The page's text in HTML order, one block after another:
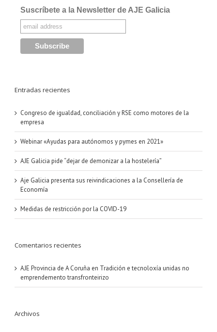
Suscríbete a la Newsletter de AJE Galicia
Entradas recientes
Congreso de igualdad, conciliación y RSE como motores de la
empresa
Webinar «Ayudas para autónomos y pymes en 2021»
AJE Galicia pide “dejar de demonizar a la hostelería”
Aje Galicia presenta sus reivindicaciones a la Consellería de
Economía
Medidas de restricción por la COVID-19
Comentarios recientes
AJE Provincia de A Coruña en Tradición e tecnoloxía unidas no
emprendemento transfronteirizo
Archivos